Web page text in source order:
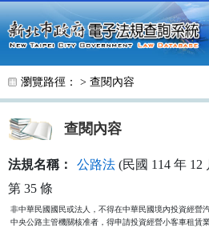
跳至主要內容
瀏覽路徑： > 查閱內容
查閱內容
法規名稱： 公路法 (民國 114 年 12
第 35 條
非中華民國國民或法人，不得在中華民國境內投資經營
中央公路主管機關核准者，得申請投資經營小客車租賃